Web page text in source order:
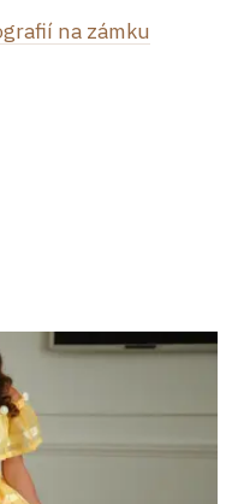
na zámku